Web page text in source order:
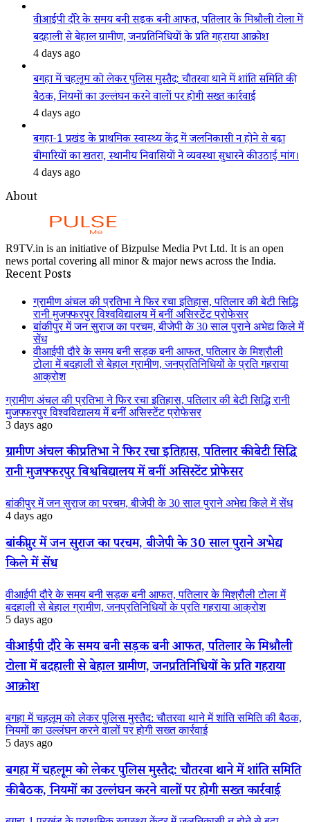
वीआईपी दौरे के समय बनी सड़क बनी आफत, पतिलार के मिश्रौली टोला में
बदहाली से बेहाल ग्रामीण, जनप्रतिनिधियों के प्रति गहराया आक्रोश
4 days ago
बगहा में चहलूम को लेकर पुलिस मुस्तैद: चौतरवा थाने में शांति समिति की
बैठक, नियमों का उल्लंघन करने वालों पर होगी सख्त कार्रवाई
4 days ago
बगहा-1 प्रखंड के प्राथमिक स्वास्थ्य केंद्र में जलनिकासी न होने से बढ़ा
बीमारियों का खतरा, स्थानीय निवासियों ने व्यवस्था सुधारने की उठाई मांग।
4 days ago
About
R9TV.in is an initiative of Bizpulse Media Pvt Ltd. It is an open
news portal covering all minor & major news across the India.
Recent Posts
ग्रामीण अंचल की प्रतिभा ने फिर रचा इतिहास, पतिलार की बेटी सिद्धि
रानी मुजफ्फरपुर विश्वविद्यालय में बनीं असिस्टेंट प्रोफेसर
बांकीपुर में जन सुराज का परचम, बीजेपी के 30 साल पुराने अभेद्य किले में
सेंध
वीआईपी दौरे के समय बनी सड़क बनी आफत, पतिलार के मिश्रौली
टोला में बदहाली से बेहाल ग्रामीण, जनप्रतिनिधियों के प्रति गहराया
आक्रोश
ग्रामीण अंचल की प्रतिभा ने फिर रचा इतिहास, पतिलार की बेटी सिद्धि रानी
मुजफ्फरपुर विश्वविद्यालय में बनीं असिस्टेंट प्रोफेसर
3 days ago
ग्रामीण अंचल की प्रतिभा ने फिर रचा इतिहास, पतिलार की बेटी सिद्धि
रानी मुजफ्फरपुर विश्वविद्यालय में बनीं असिस्टेंट प्रोफेसर
बांकीपुर में जन सुराज का परचम, बीजेपी के 30 साल पुराने अभेद्य किले में सेंध
4 days ago
बांकीपुर में जन सुराज का परचम, बीजेपी के 30 साल पुराने अभेद्य
किले में सेंध
वीआईपी दौरे के समय बनी सड़क बनी आफत, पतिलार के मिश्रौली टोला में
बदहाली से बेहाल ग्रामीण, जनप्रतिनिधियों के प्रति गहराया आक्रोश
5 days ago
वीआईपी दौरे के समय बनी सड़क बनी आफत, पतिलार के मिश्रौली
टोला में बदहाली से बेहाल ग्रामीण, जनप्रतिनिधियों के प्रति गहराया
आक्रोश
बगहा में चहलूम को लेकर पुलिस मुस्तैद: चौतरवा थाने में शांति समिति की बैठक,
नियमों का उल्लंघन करने वालों पर होगी सख्त कार्रवाई
5 days ago
बगहा में चहलूम को लेकर पुलिस मुस्तैद: चौतरवा थाने में शांति समिति
की बैठक, नियमों का उल्लंघन करने वालों पर होगी सख्त कार्रवाई